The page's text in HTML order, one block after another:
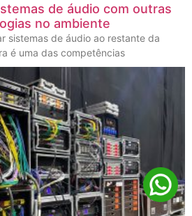
de áudio com outras
no ambiente
sistemas de áudio ao restante da
é uma das competências